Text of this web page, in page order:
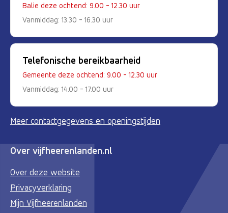
Balie deze ochtend: 9.00 - 12.30 uur
Vanmiddag: 13.30 - 16.30 uur
Telefonische bereikbaarheid
Gemeente deze ochtend: 9.00 - 12.30 uur
Vanmiddag: 14.00 - 17.00 uur
Meer contactgegevens en openingstijden
Over vijfheerenlanden.nl
Over deze website
Privacyverklaring
Mijn Vijfheerenlanden